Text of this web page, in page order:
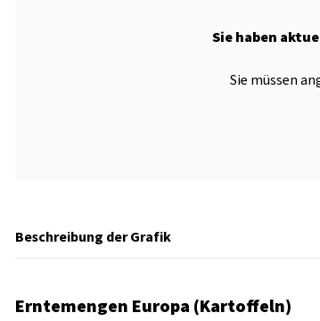
Sie haben
Sie müssen
Beschreibung der Grafik
Erntemengen Europa (Kartoffeln)